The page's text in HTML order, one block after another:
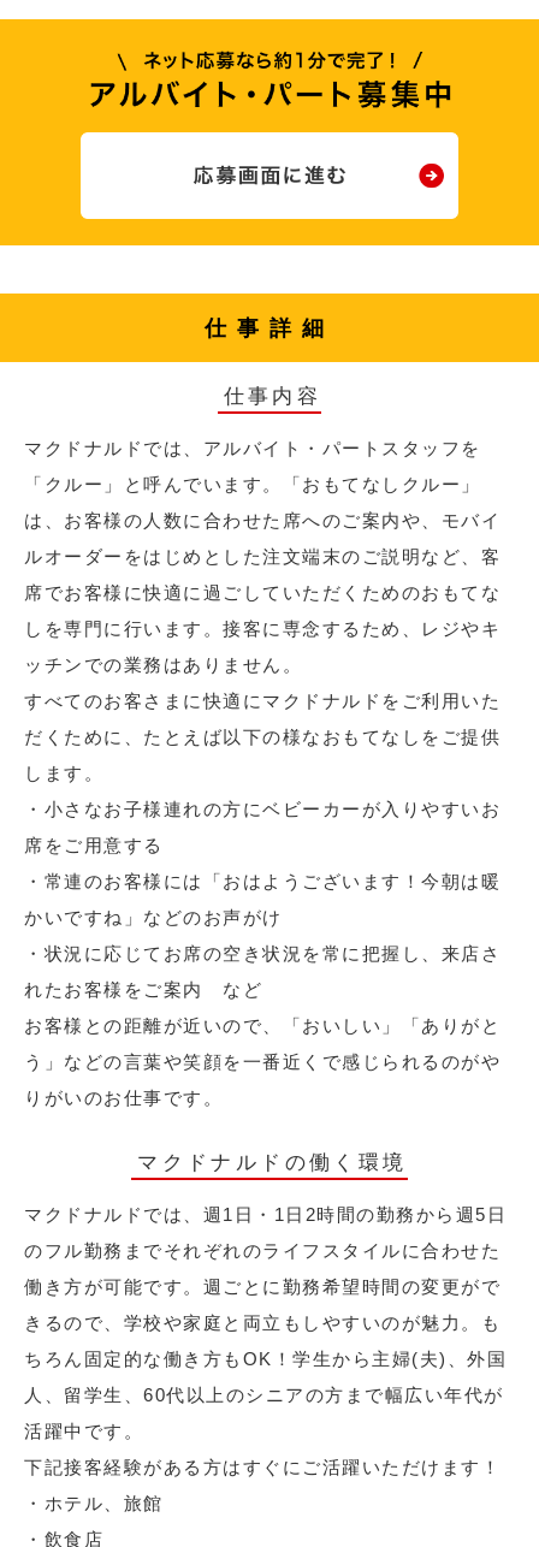
仕事詳細
仕事内容
マクドナルドでは、アルバイト・パートスタッフを
「クルー」と呼んでいます。「おもてなしクルー」
は、お客様の人数に合わせた席へのご案内や、モバイ
ルオーダーをはじめとした注文端末のご説明など、客
席でお客様に快適に過ごしていただくためのおもてな
しを専門に行います。接客に専念するため、レジやキ
ッチンでの業務はありません。
すべてのお客さまに快適にマクドナルドをご利用いた
だくために、たとえば以下の様なおもてなしをご提供
します。
・小さなお子様連れの方にベビーカーが入りやすいお
席をご用意する
・常連のお客様には「おはようございます！今朝は暖
かいですね」などのお声がけ
・状況に応じてお席の空き状況を常に把握し、来店さ
れたお客様をご案内 など
お客様との距離が近いので、「おいしい」「ありがと
う」などの言葉や笑顔を一番近くで感じられるのがや
りがいのお仕事です。
マクドナルドの働く環境
マクドナルドでは、週1日・1日2時間の勤務から週5日
のフル勤務までそれぞれのライフスタイルに合わせた
働き方が可能です。週ごとに勤務希望時間の変更がで
きるので、学校や家庭と両立もしやすいのが魅力。も
ちろん固定的な働き方もOK！学生から主婦(夫)、外国
人、留学生、60代以上のシニアの方まで幅広い年代が
活躍中です。
下記接客経験がある方はすぐにご活躍いただけます！
・ホテル、旅館
・飲食店